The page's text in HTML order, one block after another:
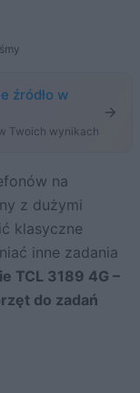
źródło w
Twoich wynikach
z dużymi
klasyczne
inne zadania
TCL 3189 4G –
do zadań